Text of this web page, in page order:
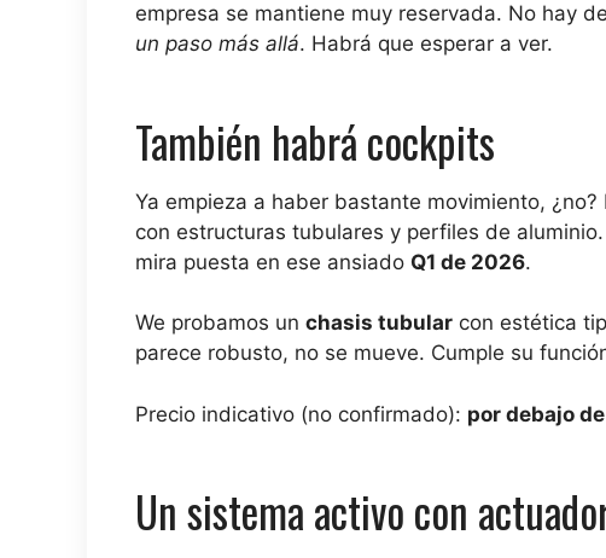
empresa se mantiene muy reservada. No hay
un paso más allá. Habrá que esperar a ver.
También habrá cockpits
Ya empieza a haber bastante movimiento,
con estructuras tubulares y perfiles de
mira puesta en ese ansiado Q1 de 2026.
We probamos un chasis tubular con estética
parece robusto, no se mueve. Cumple su
Precio indicativo (no confirmado): por debajo
Un sistema activo con